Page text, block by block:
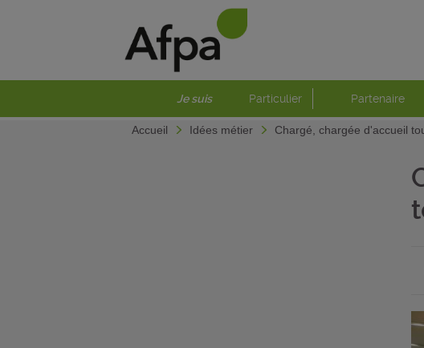
Je suis Particulier Partenaire
Accueil Idées métier Chargé, chargée d'accueil